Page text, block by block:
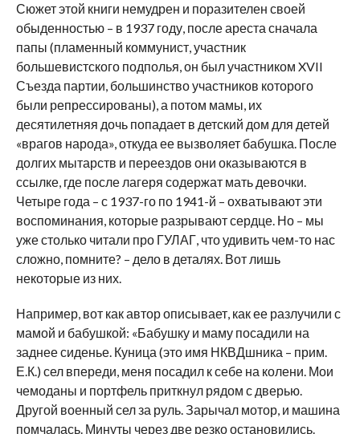
Сюжет этой книги немудрен и поразителен своей
обыденностью – в 1937 году, после ареста сначала
папы (пламенный коммунист, участник
большевистского подполья, он был участником XVII
Съезда партии, большинство участников которого
были репрессированы), а потом мамы, их
десятилетняя дочь попадает в детский дом для детей
«врагов народа», откуда ее вызволяет бабушка. После
долгих мытарств и переездов они оказываются в
ссылке, где после лагеря содержат мать девочки.
Четыре года – с 1937-го по 1941-й – охватывают эти
воспоминания, которые разрывают сердце. Но – мы
уже столько читали про ГУЛАГ, что удивить чем-то нас
сложно, помните? – дело в деталях. Вот лишь
некоторые из них.
Например, вот как автор описывает, как ее разлучили с
мамой и бабушкой: «Бабушку и маму посадили на
заднее сиденье. Куница (это имя НКВДшника – прим.
Е.К.) сел впереди, меня посадил к себе на колени. Мои
чемоданы и портфель приткнул рядом с дверью.
Другой военный сел за руль. Зарычал мотор, и машина
помчалась. Минуты через две резко остановились.